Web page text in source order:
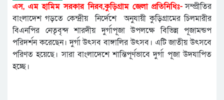
এস, এম হামিম সরকার নিরব,কুড়িগ্রাম জেলা প্রতিনিধিঃ-সম্প্রীতির
বাংলাদেশ গড়তে কেন্দ্রীয় নির্দেশে অনুযায়ী কুড়িগ্রামের চিলমারীর
বিএনপির নেতৃবৃন্দ শারদীয় দুর্গাপূজা উপলক্ষে বিভিন্ন পূজামন্ডপ
পরিদর্শন করেছেন। দুর্গা উৎসব বাঙ্গালির উৎসব। এটি জাতীয় উৎসবে
পরিণত হয়েছে। সারা বাংলাদেশে শান্তিপূর্ণভাবে দুর্গা পূজা উদযাপিত
হচ্ছে।